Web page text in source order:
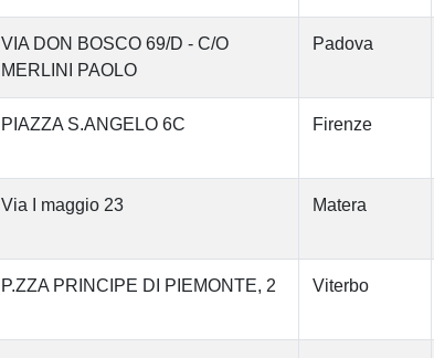
VIA DON BOSCO 69/D - C/O
MERLINI PAOLO
Padova
PIAZZA S.ANGELO 6C Firenze
Via I maggio 23 Matera
P.ZZA PRINCIPE DI PIEMONTE, 2 Viterbo